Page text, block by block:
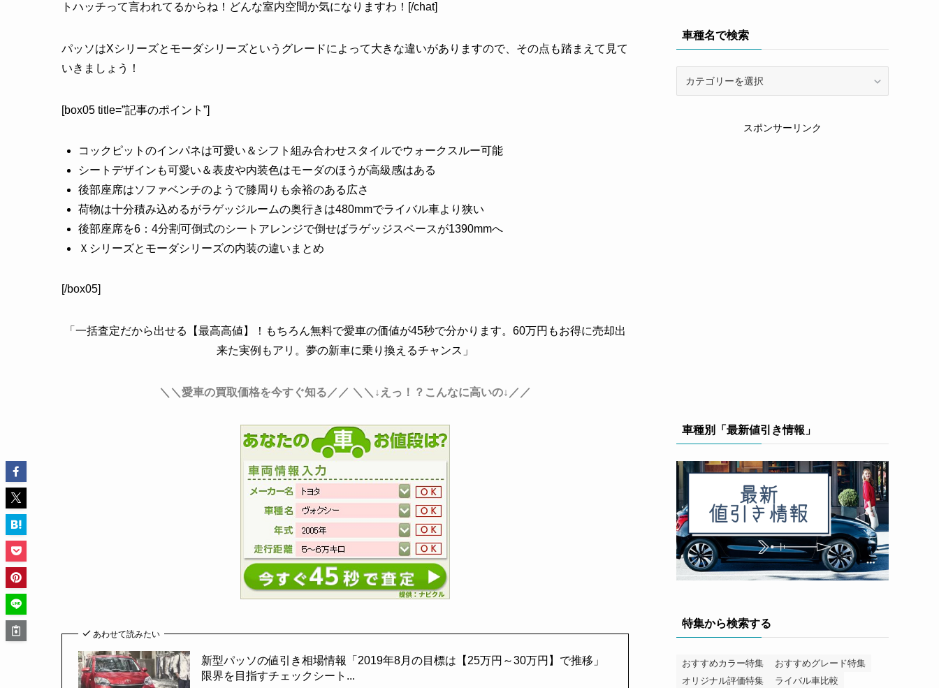
トハッチって言われてるからね！どんな室内空間か気になりますわ！[/chat]
パッソはXシリーズとモーダシリーズというグレードによって大きな違いがありますので、その点も踏まえて見て
いきましょう！
[box05 title=”記事のポイント”]
コックピットのインパネは可愛い＆シフト組み合わせスタイルでウォークスルー可能
シートデザインも可愛い＆表皮や内装色はモーダのほうが高級感はある
後部座席はソファベンチのようで膝周りも余裕のある広さ
荷物は十分積み込めるがラゲッジルームの奥行きは480mmでライバル車より狭い
後部座席を6：4分割可倒式のシートアレンジで倒せばラゲッジスペースが1390mmへ
Ｘシリーズとモーダシリーズの内装の違いまとめ
[/box05]
「一括査定だから出せる【最高高値】！もちろん無料で愛車の価値が45秒で分かります。60万円もお得に売却出
来た実例もアリ。夢の新車に乗り換えるチャンス」
＼＼愛車の買取価格を今すぐ知る／／ ＼＼↓えっ！？こんなに高いの↓／／
あわせて読みたい
新型パッソの値引き相場情報「2019年8月の目標は【25万円～30万円】で推移」
限界を目指すチェックシート...
車種名で検索
スポンサーリンク
車種別「最新値引き情報」
特集から検索する
おすすめカラー特集
おすすめグレード特集
オリジナル評価特集
ライバル車比較